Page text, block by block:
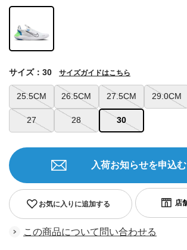
25.5CM 26.5CM 27.5CM 29.0CM
27 28 30
サイズ：30 サイズガイドはこちら
お気に入りに追加する
入荷お知らせを申込む
この商品について問い合わせる